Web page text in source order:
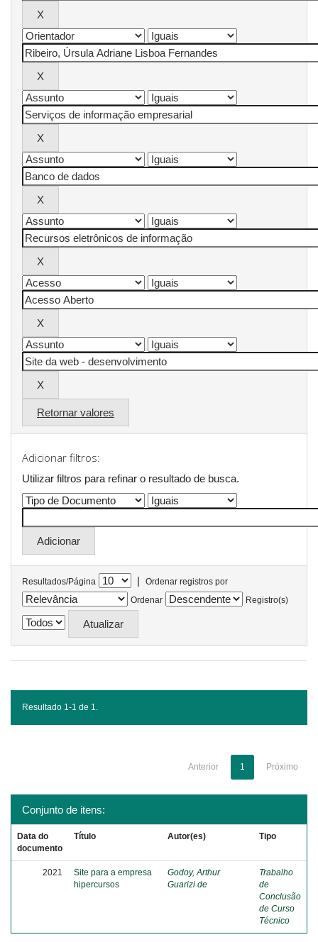
Retornar valores
Adicionar filtros:
Utilizar filtros para refinar o resultado de busca.
Resultados/Página |
Ordenar registros por
Ordenar
Registro(s)
Resultado 1-1 de 1.
Anterior 1 Próximo
Conjunto de itens:
Data do
documento
Título Autor(es) Tipo
2021
Site para a empresa
hipercursos
Godoy, Arthur
Guarizi de
Trabalho
de
Conclusão
de Curso
Técnico